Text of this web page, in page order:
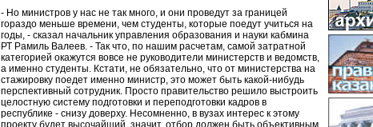
- Но министров у нас не так много, и они проведут за границей
гораздо меньше времени, чем студенты, которые поедут учиться на
годы, - сказал начальник управления образования и науки кабмина
РТ Рамиль Валеев. - Так что, по нашим расчетам, самой затратной
категорией окажутся вовсе не руководители министерств и ведомств,
а именно студенты. Кстати, не обязательно, что от министерства на
стажировку поедет именно министр, это может быть какой-нибудь
перспективный сотрудник. Просто правительство решило выстроить
целостную систему подготовки и переподготовки кадров в
республике - снизу доверху. Несомненно, в вузах интерес к этому
проекту будет высочайший, значит, отбор должен быть объективным